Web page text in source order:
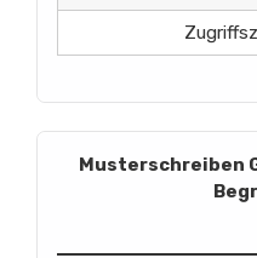
Musterschreiben